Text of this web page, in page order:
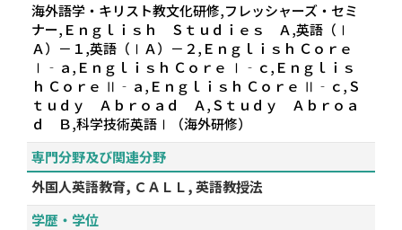
海外語学・キリスト教文化研修,フレッシャーズ・セミ
ナー,Ｅｎｇｌｉｓｈ Ｓｔｕｄｉｅｓ Ａ,英語（Ⅰ
Ａ）－１,英語（ⅠＡ）－２,Ｅｎｇｌｉｓｈ Ｃｏｒｅ
Ⅰ‐ａ,Ｅｎｇｌｉｓｈ Ｃｏｒｅ Ⅰ‐ｃ,Ｅｎｇｌｉｓ
ｈ Ｃｏｒｅ Ⅱ‐ａ,Ｅｎｇｌｉｓｈ Ｃｏｒｅ Ⅱ‐ｃ,Ｓ
ｔｕｄｙ Ａｂｒｏａｄ Ａ,Ｓｔｕｄｙ Ａｂｒｏａ
ｄ Ｂ,科学技術英語Ⅰ（海外研修）
専門分野及び関連分野
外国人英語教育, ＣＡＬＬ, 英語教授法
学歴・学位